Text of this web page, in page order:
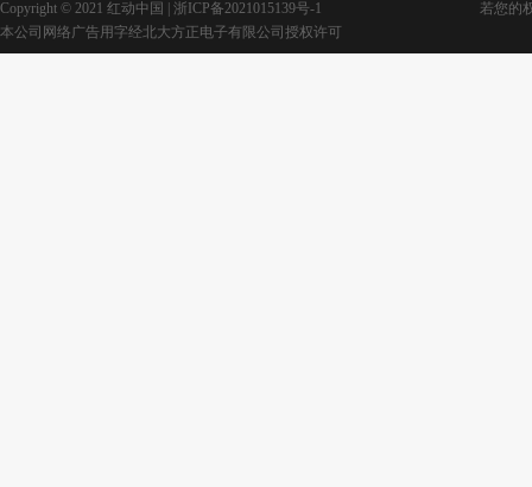
Copyright © 2021 红动中国 | 浙ICP备2021015139号-1
若您的
本公司网络广告用字经北大方正电子有限公司授权许可